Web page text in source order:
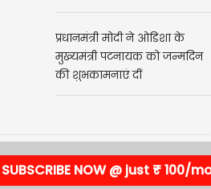
समृद्धि और निसंतान महिलाएं, इस
प्रधानमंत्री मोदी ने ओडिशा के
मुख्यमंत्री पटनायक को जन्मदिन